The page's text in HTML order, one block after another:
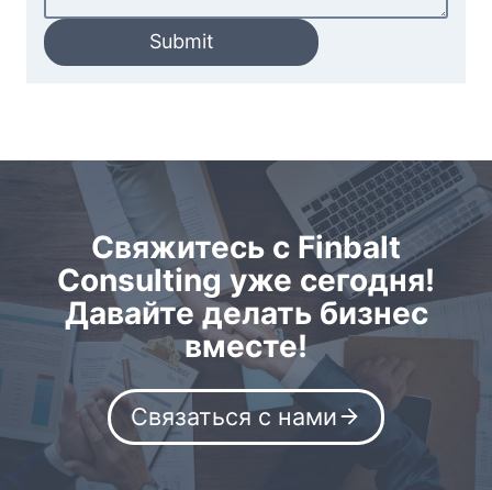
Submit
Свяжитесь с Finbalt
Consulting уже сегодня!
Давайте делать бизнес
вместе!
Связаться с нами